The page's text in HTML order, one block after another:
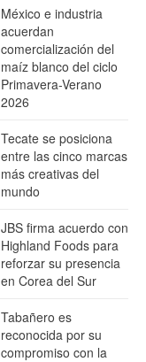
México e industria
acuerdan
comercialización del
maíz blanco del ciclo
Primavera-Verano
2026
Tecate se posiciona
entre las cinco marcas
más creativas del
mundo
JBS firma acuerdo con
Highland Foods para
reforzar su presencia
en Corea del Sur
Tabañero es
reconocida por su
compromiso con la